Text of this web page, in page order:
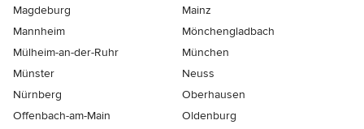
Magdeburg
Mainz
Mannheim
Mönchen­gladbach
Mülheim-an-der-Ruhr
München
Münster
Neuss
Nürnberg
Oberhausen
Offenbach-am-Main
Oldenburg